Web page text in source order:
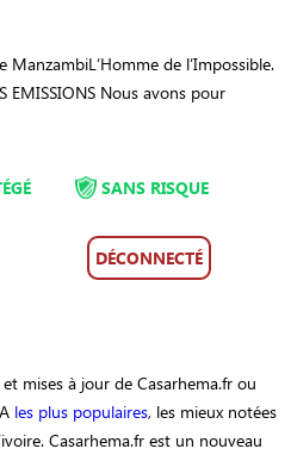
ManzambiL’Homme de l’Impossible.
EMISSIONS Nous avons pour
SANS RISQUE
DÉCONNECTÉ
mises à jour de Casarhema.fr ou
les plus populaires, les mieux notées
Casarhema.fr est un nouveau